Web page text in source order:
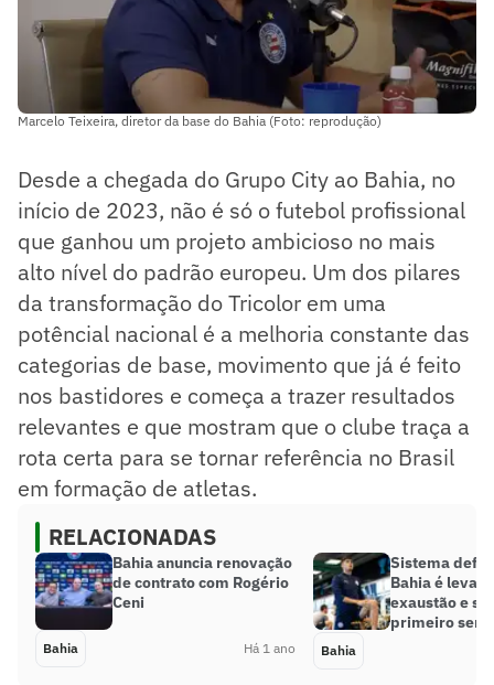
Marcelo Teixeira, diretor da base do Bahia (Foto: reprodução)
Desde a chegada do Grupo City ao Bahia, no
início de 2023, não é só o futebol profissional
que ganhou um projeto ambicioso no mais
alto nível do padrão europeu. Um dos pilares
da transformação do Tricolor em uma
potêncial nacional é a melhoria constante das
categorias de base, movimento que já é feito
nos bastidores e começa a trazer resultados
relevantes e que mostram que o clube traça a
rota certa para se tornar referência no Brasil
em formação de atletas.
RELACIONADAS
Bahia anuncia renovação
de contrato com Rogério
Ceni
Bahia Há 1 ano
Sistema
Bahia é
exaustão e
primeiro
Bahia